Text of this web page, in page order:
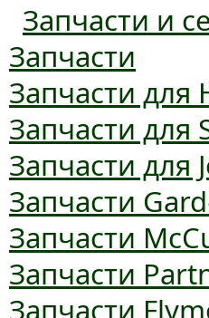
Запчасти и
Запчасти
Запчасти для
Запчасти для
Запчасти для
Запчасти
Запчасти
Запчасти
Запчасти